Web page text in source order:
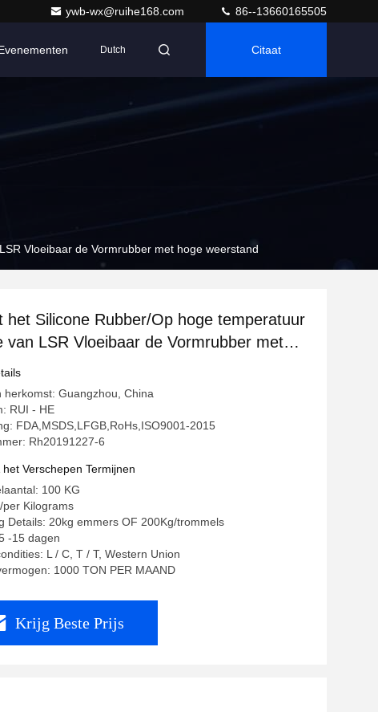
ywb-wx@ruihe168.com 86--13660165505
Dutch Citaat
Vloeibaar de Vormrubber met hoge weerstand
het Silicone Rubber/Op hoge temperatuur
van LSR Vloeibaar de Vormrubber met
herkomst: Guangzhou, China
RUI - HE
FDA,MSDS,LFGB,RoHs,ISO9001-2015
Rh20191227-6
het Verschepen Termijnen
100 KG
per Kilograms
Details: 20kg emmers OF 200Kg/trommels
-15 dagen
L / C, T / T, Western Union
1000 TON PER MAAND
Krijg Beste Prijs